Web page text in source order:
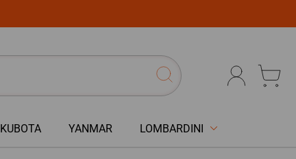
KUBOTA YANMAR LOMBARDINI